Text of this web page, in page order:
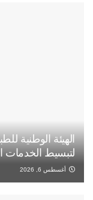
الهيئة الوطنية
لتبسيط الخدمات
أغسطس 6, 2026